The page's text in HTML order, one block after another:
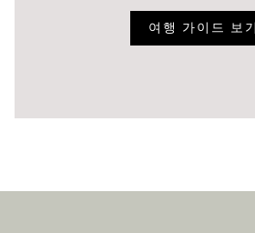
여행 가이드 보기